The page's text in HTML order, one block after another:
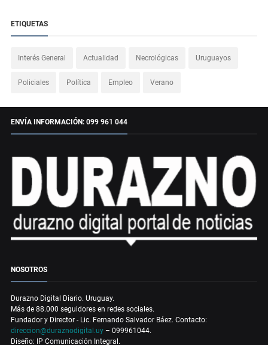
ETIQUETAS
Interés General Actualidad Necrológicas Uruguayos
Policiales Política Empleo Verano
ENVÍA INFORMACIÓN: 099 961 044
NOSOTROS
Durazno Digital Diario. Uruguay.
Más de 88.000 seguidores en redes sociales.
Fundador y Director - Lic. Fernando Salvador Báez. Contacto:
direccion@duraznodigital.uy – 099961044.
Diseño: IP Comunicación Integral.